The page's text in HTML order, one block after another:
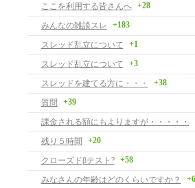
ここを利用する皆さんへ +28
みんなの雑談スレ +183
スレッド乱立について +1
スレッド乱立について +3
スレッドを建てる方に・・・ +38
質問 +39
課金される額にもよりますが・・・・・
残り５時間 +20
クローズドβテスト? +58
みなさんの年齢はどのくらいですか？